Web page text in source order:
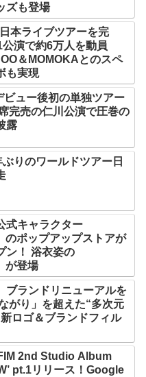
ズも登場
本ライブツアーを完
演で約6万人を動員
＆MOMOKAとのスペ
も実現
ビュー後初の単独ツアー
完売の仁川公演で圧巻の
露
りのワールドツアー日
式キャラクター
のポップアップストアが
ン！ 浴衣姿の
が登場
ブランドリニューアルを
がり」を超えた“多次元
ロゴ＆ブランドフィル
2nd Studio Album
pt.1リリース！Google